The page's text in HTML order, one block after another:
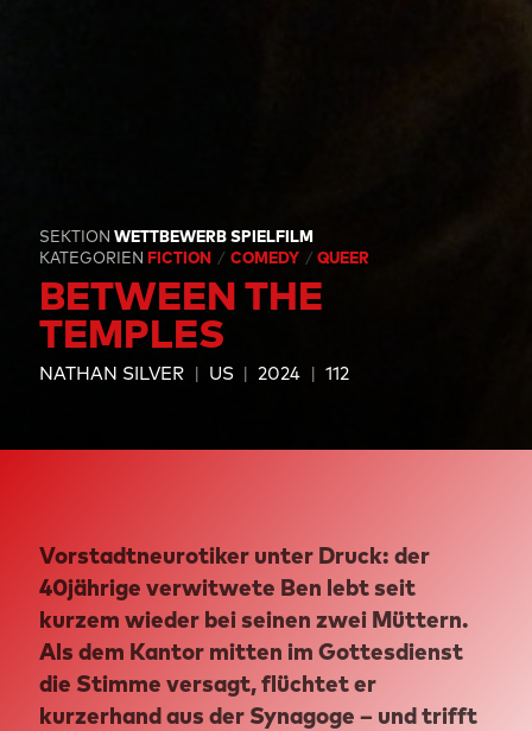
SEKTION WETTBEWERB SPIELFILM
KATEGORIEN FICTION COMEDY QUEER
BETWEEN THE
TEMPLES
NATHAN SILVER US 2024 112
Vorstadtneurotiker unter Druck: der
40jährige verwitwete Ben lebt seit
kurzem wieder bei seinen zwei Müttern.
Als dem Kantor mitten im Gottesdienst
die Stimme versagt, flüchtet er
kurzerhand aus der Synagoge – und trifft